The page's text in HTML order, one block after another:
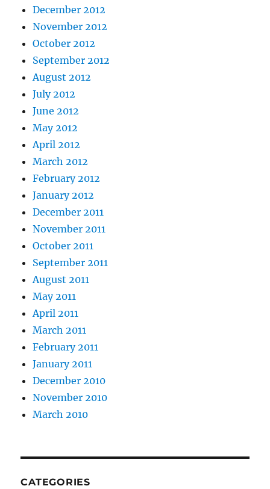
December 2012
November 2012
October 2012
September 2012
August 2012
July 2012
June 2012
May 2012
April 2012
March 2012
February 2012
January 2012
December 2011
November 2011
October 2011
September 2011
August 2011
May 2011
April 2011
March 2011
February 2011
January 2011
December 2010
November 2010
March 2010
CATEGORIES